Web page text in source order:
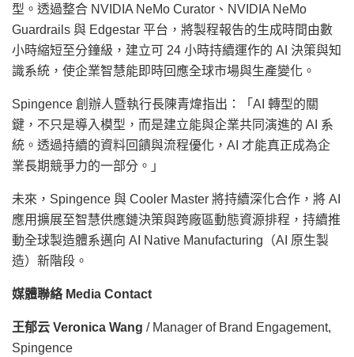
型。透過整合 NVIDIA NeMo Curator、NVIDIA NeMo
Guardrails 與 Edgestar 平台，將製程報告的生成時間由數
小時縮短至分鐘級，建立可 24 小時持續運作的 AI 決策與知
識系統，使企業智慧能即時回應全球市場與生產變化。
Spingence 創辦人暨執行長陳青煒指出：「AI 轉型的關
鍵，不只是導入模型，而是建立能與企業共同演進的 AI 系
統。透過持續的資料回饋與流程優化，AI 才能真正成為企
業長期競爭力的一部分。」
未來，Spingence 與 Cooler Master 將持續深化合作，將 AI
應用擴展至智慧供應鏈決策與跨廠區動態資源排程，持續推
動全球製造體系邁向 AI Native Manufacturing（AI 原生製
造）新階段。
媒體聯絡 Media Contact
王郁云 Veronica Wang / Manager of Brand Engagement,
Spingence